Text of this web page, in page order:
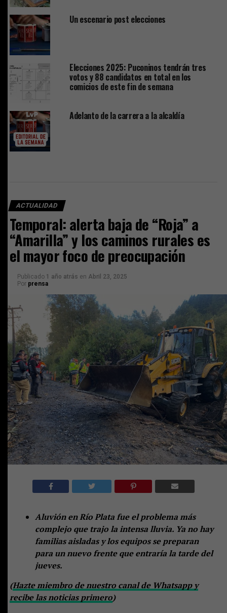
Un escenario post elecciones
Elecciones 2025: Puconinos tendrán tres
votos y 88 candidatos en total en los
comicios de este fin de semana
Adelanto de la carrera a la alcaldía
ACTUALIDAD
Temporal: alerta baja de “Roja” a
“Amarilla” y los caminos rurales es
el mayor foco de preocupación
Publicado 1 año atrás en Abril 23, 2025
Por prensa
Aluvión en Río Plata fue el problema más
complejo que trajo la intensa lluvia. Ya no hay
familias aisladas y los equipos se preparan
para un nuevo frente que entraría la tarde del
jueves.
(Hazte miembro de nuestro canal de Whatsapp y
recibe las noticias primero)